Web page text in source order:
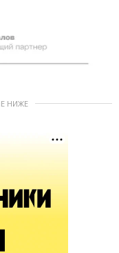
НИЖЕ